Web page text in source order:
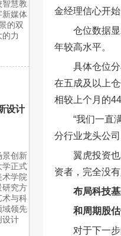
慧教
新媒体
的双
力
设计
景创新
学正式
术学院
研究方
术与科
域领先
设计
金经理信心开
仓位数据
年较高水平。
具体仓位
在五成及以上
相较上个月的
“我们一直
分行业龙头公
翼虎投资
资者，完全没
布局科技
和周期股
对于下一